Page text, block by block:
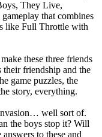
They Live,
that combines
like Full Throttle with
these three friends
their friendship and the
game puzzles, the
story, everything.
well sort of.
the boys stop it? Will
to these and